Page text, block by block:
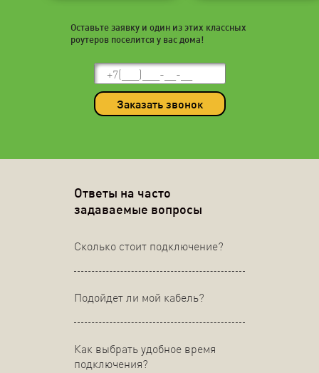
Оставьте заявку и один из этих классных
роутеров поселится у вас дома!
Заказать звонок
Ответы на часто
задаваемые вопросы
Сколько стоит подключение?
Подойдет ли мой кабель?
Как выбрать удобное время
подключения?